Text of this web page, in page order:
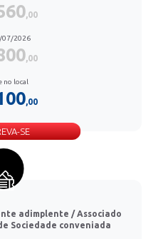
,00
07/2026
,00
no local
,00
SE
adimplente / Associado
Sociedade conveniada